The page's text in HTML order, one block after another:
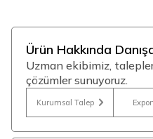
Ürün Hakkında
Uzman ekibimiz,
çözümler sunuyoruz.
Kurumsal Talep